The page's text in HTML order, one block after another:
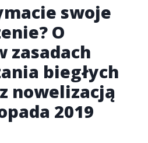
swoje
O
zasadach
biegłych
nowelizacją
2019